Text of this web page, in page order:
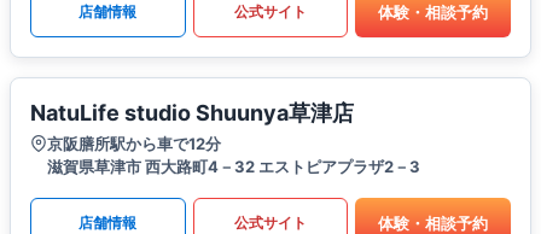
店舗情報 公式サイト 体験・相談予約
NatuLife studio Shuunya草津店
京阪膳所駅から車で12分
滋賀県草津市 西大路町4－32 エストピアプラザ2－3
店舗情報 公式サイト 体験・相談予約